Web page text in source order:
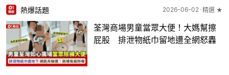
熱爆話題 2026-06-02 精選 ★
荃灣商場男童當眾大便！大媽幫擦
屁股 排泄物紙巾留地遭全網怒轟